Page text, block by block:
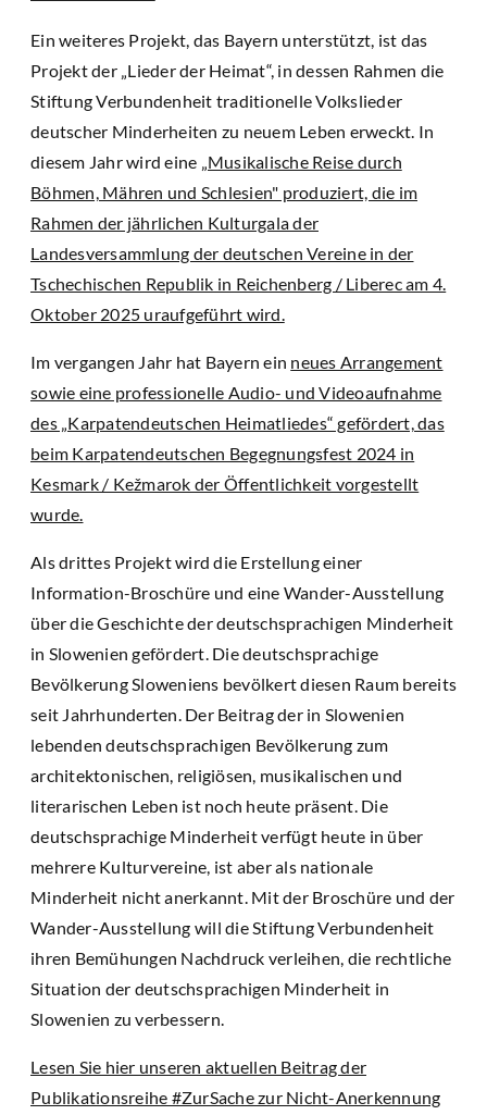
Ein weiteres Projekt, das Bayern unterstützt, ist das
Projekt der „Lieder der Heimat“, in dessen Rahmen die
Stiftung Verbundenheit traditionelle Volkslieder
deutscher Minderheiten zu neuem Leben erweckt. In
diesem Jahr wird eine „Musikalische Reise durch
Böhmen, Mähren und Schlesien" produziert, die im
Rahmen der jährlichen Kulturgala der
Landesversammlung der deutschen Vereine in der
Tschechischen Republik in Reichenberg / Liberec am 4.
Oktober 2025 uraufgeführt wird.
Im vergangen Jahr hat Bayern ein neues Arrangement
sowie eine professionelle Audio- und Videoaufnahme
des „Karpatendeutschen Heimatliedes“ gefördert, das
beim Karpatendeutschen Begegnungsfest 2024 in
Kesmark / Kežmarok der Öffentlichkeit vorgestellt
wurde.
Als drittes Projekt wird die Erstellung einer
Information-Broschüre und eine Wander-Ausstellung
über die Geschichte der deutschsprachigen Minderheit
in Slowenien gefördert. Die deutschsprachige
Bevölkerung Sloweniens bevölkert diesen Raum bereits
seit Jahrhunderten. Der Beitrag der in Slowenien
lebenden deutschsprachigen Bevölkerung zum
architektonischen, religiösen, musikalischen und
literarischen Leben ist noch heute präsent. Die
deutschsprachige Minderheit verfügt heute in über
mehrere Kulturvereine, ist aber als nationale
Minderheit nicht anerkannt. Mit der Broschüre und der
Wander-Ausstellung will die Stiftung Verbundenheit
ihren Bemühungen Nachdruck verleihen, die rechtliche
Situation der deutschsprachigen Minderheit in
Slowenien zu verbessern.
Lesen Sie hier unseren aktuellen Beitrag der
Publikationsreihe #ZurSache zur Nicht-Anerkennung